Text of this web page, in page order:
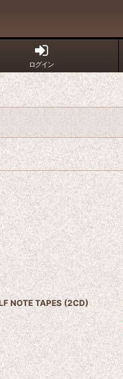
ログイン
NOTE TAPES (2CD)